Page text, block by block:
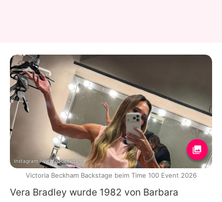
Vera Bradley wurde 1982 von Barbara
Instagram / victoriabeckham
Victoria Beckham Backstage beim Time 100 Event 2026